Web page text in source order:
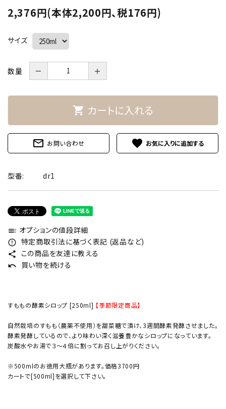
2,376円(本体2,200円、税176円)
サイズ
数量 － ＋
shopping_cart カートに入れる
mail_outline お問い合わせ favorite
型番: dr1
toc オプションの値段詳細
error_outline 特定商取引法に基づく表記 (返品など)
share この商品を友達に教える
undo 買い物を続ける
すももの酵素シロップ [250ml] 【季節限定商品】
自然栽培のすもも（農薬不使用）を甜菜糖で漬け、3週間酵素発酵させました。
酵素発酵しているので、より味わい深く滋養豊かなシロップになっています。
炭酸水やお湯で３～４倍に割ってお召し上がりください。
※500mlのお徳用大瓶があります。価格3700円
カートで[500ml]を選択して下さい。